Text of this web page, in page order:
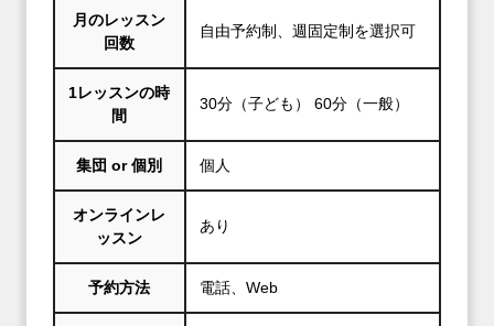
月のレッスン
回数
自由予約制、週固定制を選択可
1レッスンの時
間
30分（子ども） 60分（一般）
集団 or 個別 個人
オンラインレ
ッスン
あり
予約方法 電話、Web